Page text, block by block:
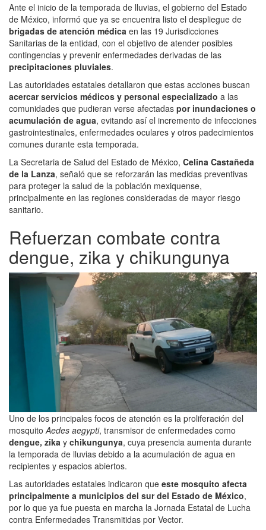
Ante el inicio de la temporada de lluvias, el gobierno del Estado
de México, informó que ya se encuentra listo el despliegue de
brigadas de atención médica en las 19 Jurisdicciones
Sanitarias de la entidad, con el objetivo de atender posibles
contingencias y prevenir enfermedades derivadas de las
precipitaciones pluviales.
Las autoridades estatales detallaron que estas acciones buscan
acercar servicios médicos y personal especializado a las
comunidades que pudieran verse afectadas por inundaciones o
acumulación de agua, evitando así el incremento de infecciones
gastrointestinales, enfermedades oculares y otros padecimientos
comunes durante esta temporada.
La Secretaria de Salud del Estado de México, Celina Castañeda
de la Lanza, señaló que se reforzarán las medidas preventivas
para proteger la salud de la población mexiquense,
principalmente en las regiones consideradas de mayor riesgo
sanitario.
Refuerzan combate contra
dengue, zika y chikungunya
Uno de los principales focos de atención es la proliferación del
mosquito Aedes aegypti, transmisor de enfermedades como
dengue, zika y chikungunya, cuya presencia aumenta durante
la temporada de lluvias debido a la acumulación de agua en
recipientes y espacios abiertos.
Las autoridades estatales indicaron que este mosquito afecta
principalmente a municipios del sur del Estado de México,
por lo que ya fue puesta en marcha la Jornada Estatal de Lucha
contra Enfermedades Transmitidas por Vector.